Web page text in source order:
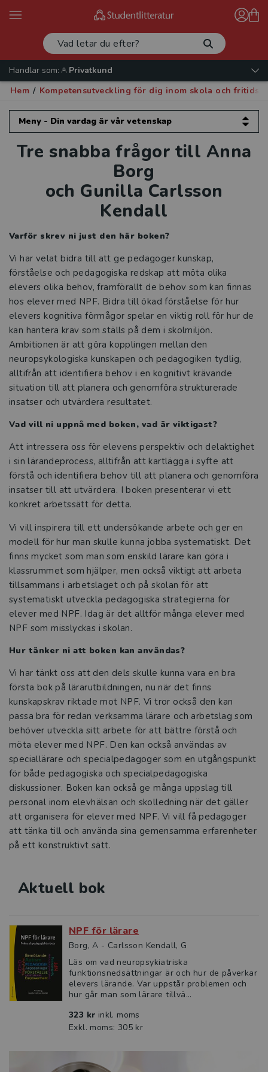
Handlar som:
Privatkund
Hem / Kompetensutveckling för dig inom skola och
Meny - Din vardag är vår vetenskap
Din vardag är vår vetenskap
Kompetensutveckling för dig inom
förskola
Kompetensutveckling för dig inom skola
och fritidshem
Intervjuer
Att leda ett effektivt elevhälsoarbete
Alternativa och kompletterande former
Hitta läsflyt och bygg upp ordförrådet
Grunderna i läs- och skrivinlärning
Kraften i den kollektiva förmågan
med litteratur på mellanstadiet
Elevhälsan i förändring
Räkna med framgång
Att leda utvecklingsprocesser i förskola
och skola
Ämnesdidaktik för elever med
intellektuell funktionsnedsättning
Bygg starka elevrelationer och skapa
tillgänglig lärmiljö
Läs – i alla ämnen
Från forskning till framgång i
klassrummet
De vill stärka lärares resiliens i
yrkesvardagen
Vikten av en skola som främjar läsande
och skrivande
Tre snabba frågor om Språkliga
Värdeskapande lärande ger djupare
Stärk pedagogiken med estetiken
VFU-handledares betydelse för
lärarstudenters praktiska yrkeskunnande
Intervju med Therese Nilsson
teori och praktik
Tre snabba frågor till Anna
Borg
och Gunilla Carlsson
Kendall
Varför skrev ni just den här boken?
Vi har velat bidra till att ge pedagoger kunskap,
förståelse och pedagogiska redskap att möta olika
elevers olika behov, framförallt de behov som kan finnas
hos elever med NPF. Bidra till ökad förståelse för hur
elevers kognitiva förmågor spelar en viktig roll för hur de
kan hantera krav som ställs på dem i skolmiljön.
Ambitionen är att göra kopplingen mellan den
neuropsykologiska kunskapen och pedagogiken tydlig,
alltifrån att identifiera behov i en kognitivt krävande
situation till att planera och genomföra strukturerade
insatser och utvärdera resultatet.
Vad vill ni uppnå med boken, vad är viktigast?
Att intressera oss för elevens perspektiv och delaktighet
i sin lärandeprocess, alltifrån att kartlägga i syfte att
förstå och identifiera behov till att planera och genomföra
insatser till att utvärdera. I boken presenterar vi ett
konkret arbetssätt för detta.
Vi vill inspirera till ett undersökande arbete och ger en
modell för hur man skulle kunna jobba systematiskt. Det
finns mycket som man som enskild lärare kan göra i
klassrummet som hjälper, men också viktigt att arbeta
tillsammans i arbetslaget och på skolan för att
systematiskt utveckla pedagogiska strategierna för
elever med NPF. Idag är det alltför många elever med
NPF som misslyckas i skolan.
Hur tänker ni att boken kan användas?
Vi har tänkt oss att den dels skulle kunna vara en bra
första bok på lärarutbildningen, nu när det finns
kunskapskrav riktade mot NPF. Vi tror också den kan
passa bra för redan verksamma lärare och arbetslag som
behöver utveckla sitt arbete för att bättre förstå och
möta elever med NPF. Den kan också användas av
speciallärare och specialpedagoger som en utgångspunkt
för både pedagogiska och specialpedagogiska
diskussioner. Boken kan också ge många uppslag till
personal inom elevhälsan och skolledning när det gäller
att organisera för elever med NPF. Vi vill få pedagoger
att tänka till och använda sina gemensamma erfarenheter
på ett konstruktivt sätt.
Aktuell bok
NPF för lärare
Borg, A - Carlsson Kendall, G
Läs om vad neuropsykiatriska
funktionsnedsättningar är och hur de påverkar
elevers lärande. Var uppstår problemen och
hur går man som lärare tillvä...
323 kr inkl. moms
Exkl. moms: 305 kr